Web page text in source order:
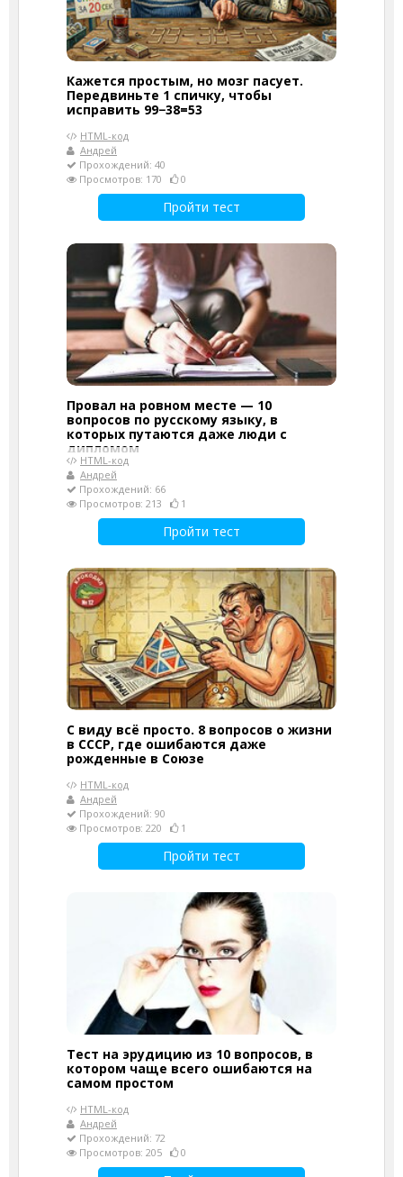
Кажется простым, но мозг пасует.
Передвиньте 1 спичку, чтобы
исправить 99−38=53
HTML-код
Андрей
Прохождений: 40
Просмотров: 170
0
Пройти тест
Провал на ровном месте — 10
вопросов по русскому языку, в
которых путаются даже люди с
дипломом
HTML-код
Андрей
Прохождений: 66
Просмотров: 213
1
Пройти тест
С виду всё просто. 8 вопросов о жизни
в СССР, где ошибаются даже
рожденные в Союзе
HTML-код
Андрей
Прохождений: 90
Просмотров: 220
1
Пройти тест
Тест на эрудицию из 10 вопросов, в
котором чаще всего ошибаются на
самом простом
HTML-код
Андрей
Прохождений: 72
Просмотров: 205
0